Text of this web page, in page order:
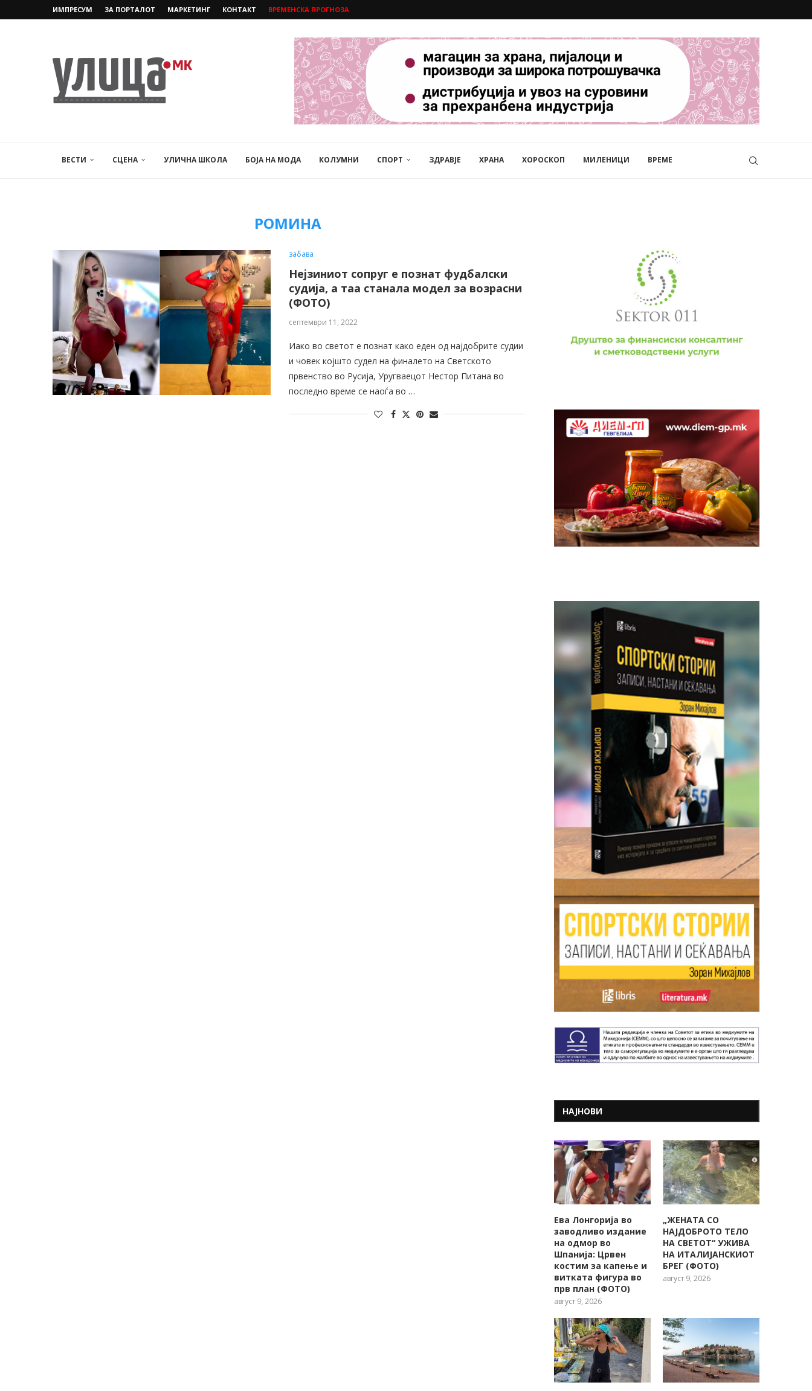
ИМПРЕСУМ ЗА ПОРТАЛОТ МАРКЕТИНГ КОНТАКТ ВРЕМЕНСКА ПРОГНОЗА
ВЕСТИ СЦЕНА УЛИЧНА ШКОЛА БОЈА НА МОДА КОЛУМНИ СПОРТ ЗДРАВЈЕ ХРАНА ХОРОСКОП МИЛЕНИЦИ ВРЕМЕ
РОМИНА
забава
Нејзиниот сопруг е познат фудбалски
судија, а таа станала модел за возрасни
(ФОТО)
септември 11, 2022
Иако во светот е познат како еден од најдобрите судии
и човек којшто судел на финалето на Светското
првенство во Русија, Уругваецот Нестор Питана во
последно време се наоѓа во …
НАЈНОВИ
Ева Лонгорија во
заводливо издание
на одмор во
Шпанија: Црвен
костим за капење и
витката фигура во
прв план (ФОТО)
август 9, 2026
„ЖЕНАТА СО
НАЈДОБРОТО ТЕЛО
НА СВЕТОТ“ УЖИВА
НА ИТАЛИЈАНСКИОТ
БРЕГ (ФОТО)
август 9, 2026